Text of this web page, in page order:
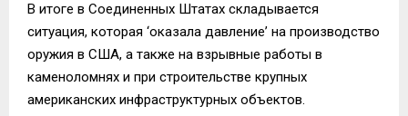
В итоге в Соединенных Штатах складывается
ситуация, которая ‘оказала давление’ на производство
оружия в США, а также на взрывные работы в
каменоломнях и при строительстве крупных
американских инфраструктурных объектов.